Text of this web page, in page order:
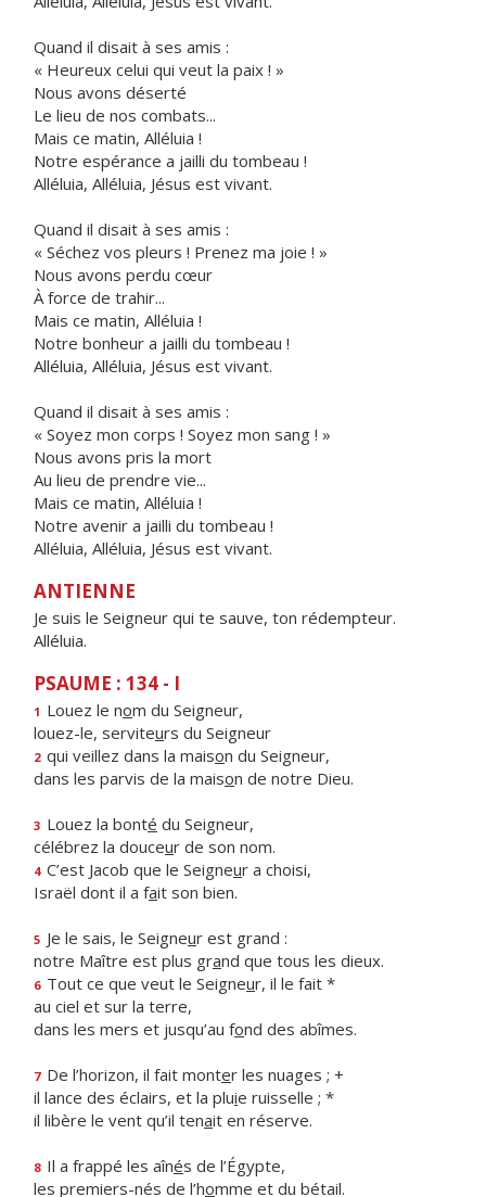
Quand il disait à ses amis :
« Heureux celui qui veut la paix ! »
Nous avons déserté
Le lieu de nos combats...
Mais ce matin, Alléluia !
Notre espérance a jailli du tombeau !
Alléluia, Alléluia, Jésus est vivant.
Quand il disait à ses amis :
« Séchez vos pleurs ! Prenez ma joie ! »
Nous avons perdu cœur
À force de trahir...
Mais ce matin, Alléluia !
Notre bonheur a jailli du tombeau !
Alléluia, Alléluia, Jésus est vivant.
Quand il disait à ses amis :
« Soyez mon corps ! Soyez mon sang ! »
Nous avons pris la mort
Au lieu de prendre vie...
Mais ce matin, Alléluia !
Notre avenir a jailli du tombeau !
Alléluia, Alléluia, Jésus est vivant.
ANTIENNE
Je suis le Seigneur qui te sauve, ton rédempteur.
Alléluia.
PSAUME : 134 - I
1 Louez le nom du Seigneur,
louez-le, serviteurs du Seigneur
2 qui veillez dans la maison du Seigneur,
dans les parvis de la maison de notre Dieu.
3 Louez la bonté du Seigneur,
célébrez la douceur de son nom.
4 C’est Jacob que le Seigneur a choisi,
Israël dont il a fait son bien.
5 Je le sais, le Seigneur est grand :
notre Maître est plus grand que tous les dieux.
6 Tout ce que veut le Seigneur, il le fait *
au ciel et sur la terre,
dans les mers et jusqu’au fond des abîmes.
7 De l’horizon, il fait monter les nuages ; +
il lance des éclairs, et la pluie ruisselle ; *
il libère le vent qu’il tenait en réserve.
8 Il a frappé les aînés de l’Égypte,
les premiers-nés de l’homme et du bétail.